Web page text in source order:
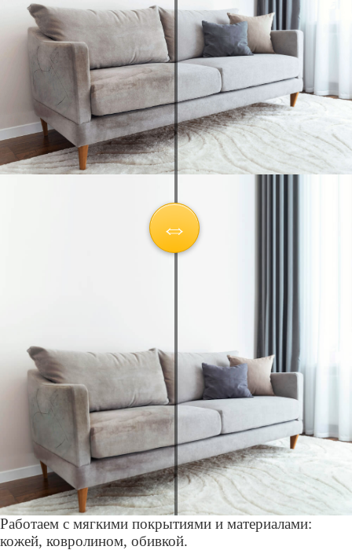
Работаем с мягкими покрытиями и материалами:
кожей, ковролином, обивкой.